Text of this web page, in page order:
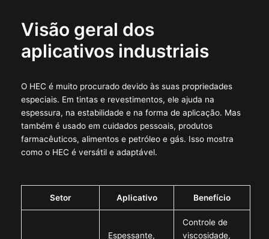
Visão geral dos
aplicativos industriais
O HEC é muito procurado devido às suas propriedades
especiais. Em tintas e revestimentos, ele ajuda na
espessura, na estabilidade e na forma de aplicação. Mas
também é usado em cuidados pessoais, produtos
farmacêuticos, alimentos e petróleo e gás. Isso mostra
como o HEC é versátil e adaptável.
Setor Aplicativo Benefício
Espessante,
Controle de
viscosidade,